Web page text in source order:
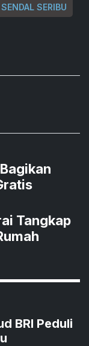
SERIBU
Tangkap
BRI Peduli